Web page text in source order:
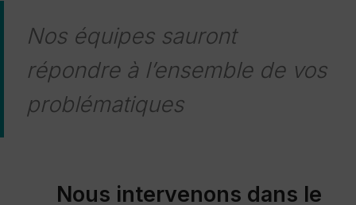
Nos équipes sauront
répondre à l’ensemble de vos
problématiques
Nous intervenons dans le